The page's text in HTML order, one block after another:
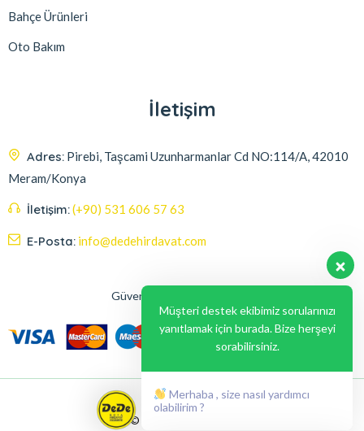
Bahçe Ürünleri
Oto Bakım
İletişim
Adres: Pirebi, Taşcami Uzunharmanlar Cd NO:114/A, 42010
Meram/Konya
İletişim:(+90) 531 606 57 63
E-Posta: info@dedehirdavat.com
Güvenli Ödeme Seçenekleri
© 2024, Liabil Dizayn
Müşteri destek ekibimiz sorularınızı
yanıtlamak için burada. Bize herşeyi
sorabilirsiniz.
Merhaba , size nasıl yardımcı
olabilirim ?